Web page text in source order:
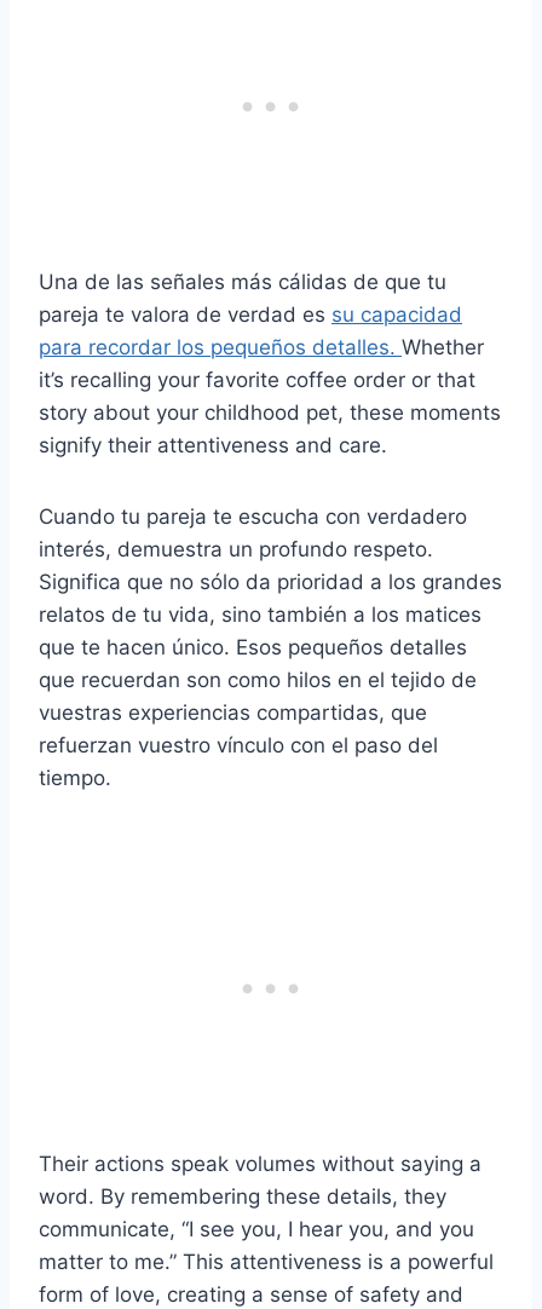
Una de las señales más cálidas de que tu
pareja te valora de verdad es su capacidad
para recordar los pequeños detalles. Whether
it’s recalling your favorite coffee order or that
story about your childhood pet, these moments
signify their attentiveness and care.
Cuando tu pareja te escucha con verdadero
interés, demuestra un profundo respeto.
Significa que no sólo da prioridad a los grandes
relatos de tu vida, sino también a los matices
que te hacen único. Esos pequeños detalles
que recuerdan son como hilos en el tejido de
vuestras experiencias compartidas, que
refuerzan vuestro vínculo con el paso del
tiempo.
Their actions speak volumes without saying a
word. By remembering these details, they
communicate, “I see you, I hear you, and you
matter to me.” This attentiveness is a powerful
form of love, creating a sense of safety and